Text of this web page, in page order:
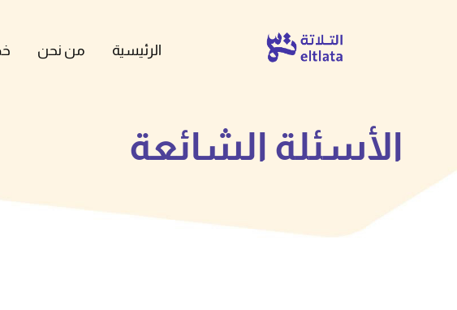
الرئيسية من نحن
الأسئلة الشائعة